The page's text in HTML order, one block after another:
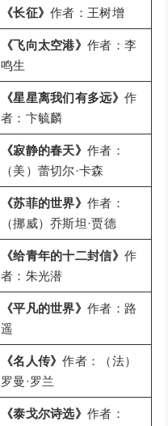
《长征》作者：王树增
《飞向太空港》作者：李
鸣生
《星星离我们有多远》 作
者：卞毓麟
《寂静的春天》作者：
（美）蕾切尔·卡森
《苏菲的世界》作者：
（挪威）乔斯坦·贾德
《给青年的十二封信》 作
者：朱光潜
《平凡的世界》作者：路
遥
《名人传》作者：（法）
罗曼·罗兰
《泰戈尔诗选》作者：